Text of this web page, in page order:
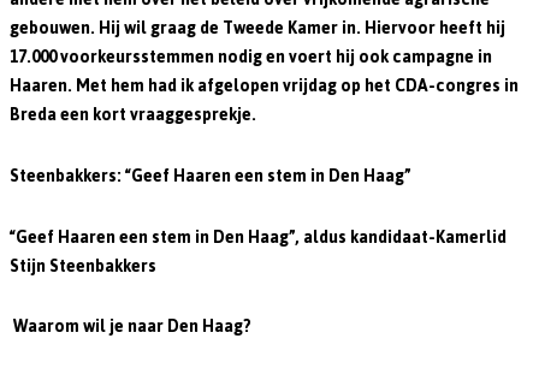
gebouwen. Hij wil graag de Tweede Kamer in. Hiervoor heeft hij
17.000 voorkeursstemmen nodig en voert hij ook campagne in
Haaren. Met hem had ik afgelopen vrijdag op het CDA-congres in
Breda een kort vraaggesprekje.
Steenbakkers: “Geef Haaren een stem in Den Haag”
“Geef Haaren een stem in Den Haag”, aldus kandidaat-Kamerlid
Stijn Steenbakkers
Waarom wil je naar Den Haag?